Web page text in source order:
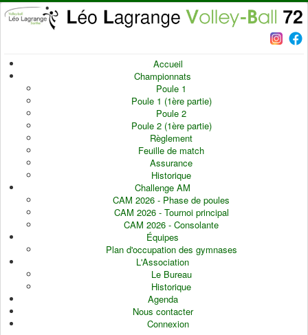
Accueil
Championnats
Poule 1
Poule 1 (1ère partie)
Poule 2
Poule 2 (1ère partie)
Règlement
Feuille de match
Assurance
Historique
Challenge AM
CAM 2026 - Phase de poules
CAM 2026 - Tournoi principal
CAM 2026 - Consolante
Équipes
Plan d'occupation des gymnases
L'Association
Le Bureau
Historique
Agenda
Nous contacter
Connexion